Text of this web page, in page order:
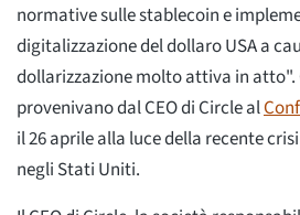
normative sulle stablecoin e
digitalizzazione del dollaro USA a
dollarizzazione molto attiva in
provenivano dal CEO di Circle al
il 26 aprile alla luce della recente
negli Stati Uniti.